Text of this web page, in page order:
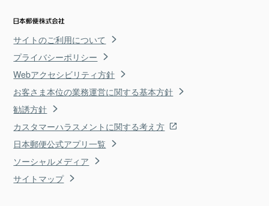
サイトのご利用について
プライバシーポリシー
Webアクセシビリティ方針
お客さま本位の業務運営に関する基本方針
勧誘方針
カスタマーハラスメントに関する考え方
日本郵便公式アプリ一覧
ソーシャルメディア
サイトマップ